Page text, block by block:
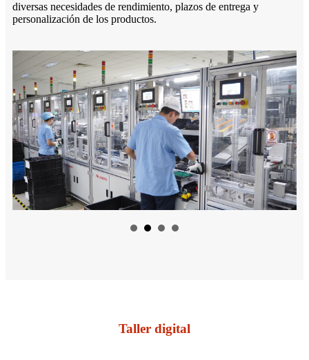
diversas necesidades de rendimiento, plazos de entrega y
personalización de los productos.
Taller digital